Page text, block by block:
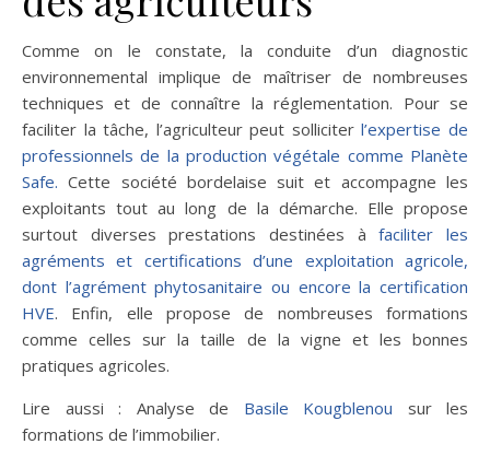
Comme on le constate, la conduite d’un diagnostic
environnemental implique de maîtriser de nombreuses
techniques et de connaître la réglementation. Pour se
faciliter la tâche, l’agriculteur peut solliciterl’expertise de
professionnels de la production végétale comme Planète
Safe. Cette société bordelaise suit et accompagne les
exploitants tout au long de la démarche. Elle propose
surtout diverses prestations destinées àfaciliter les
agréments et certifications d’une exploitation agricole,
dont l’agrément phytosanitaire ou encore la certification
HVE. Enfin, elle propose de nombreuses formations
comme celles sur la taille de la vigne et les bonnes
pratiques agricoles.
Lire aussi : Analyse de Basile Kougblenou sur les
formations de l’immobilier.